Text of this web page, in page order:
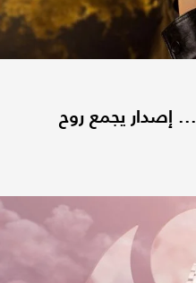
ساعة Rado Captain Cook... إصدار يجمع روح